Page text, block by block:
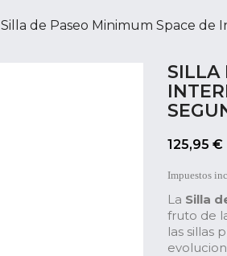
Silla de Paseo Minimum Space de
SILLA
125,95 €
Impuestos
La Silla
fruto de
las sillas